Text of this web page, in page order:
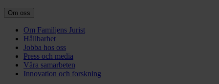
Om oss
Om Familjens Jurist
Hållbarhet
Jobba hos oss
Press och media
Våra samarbeten
Innovation och forskning